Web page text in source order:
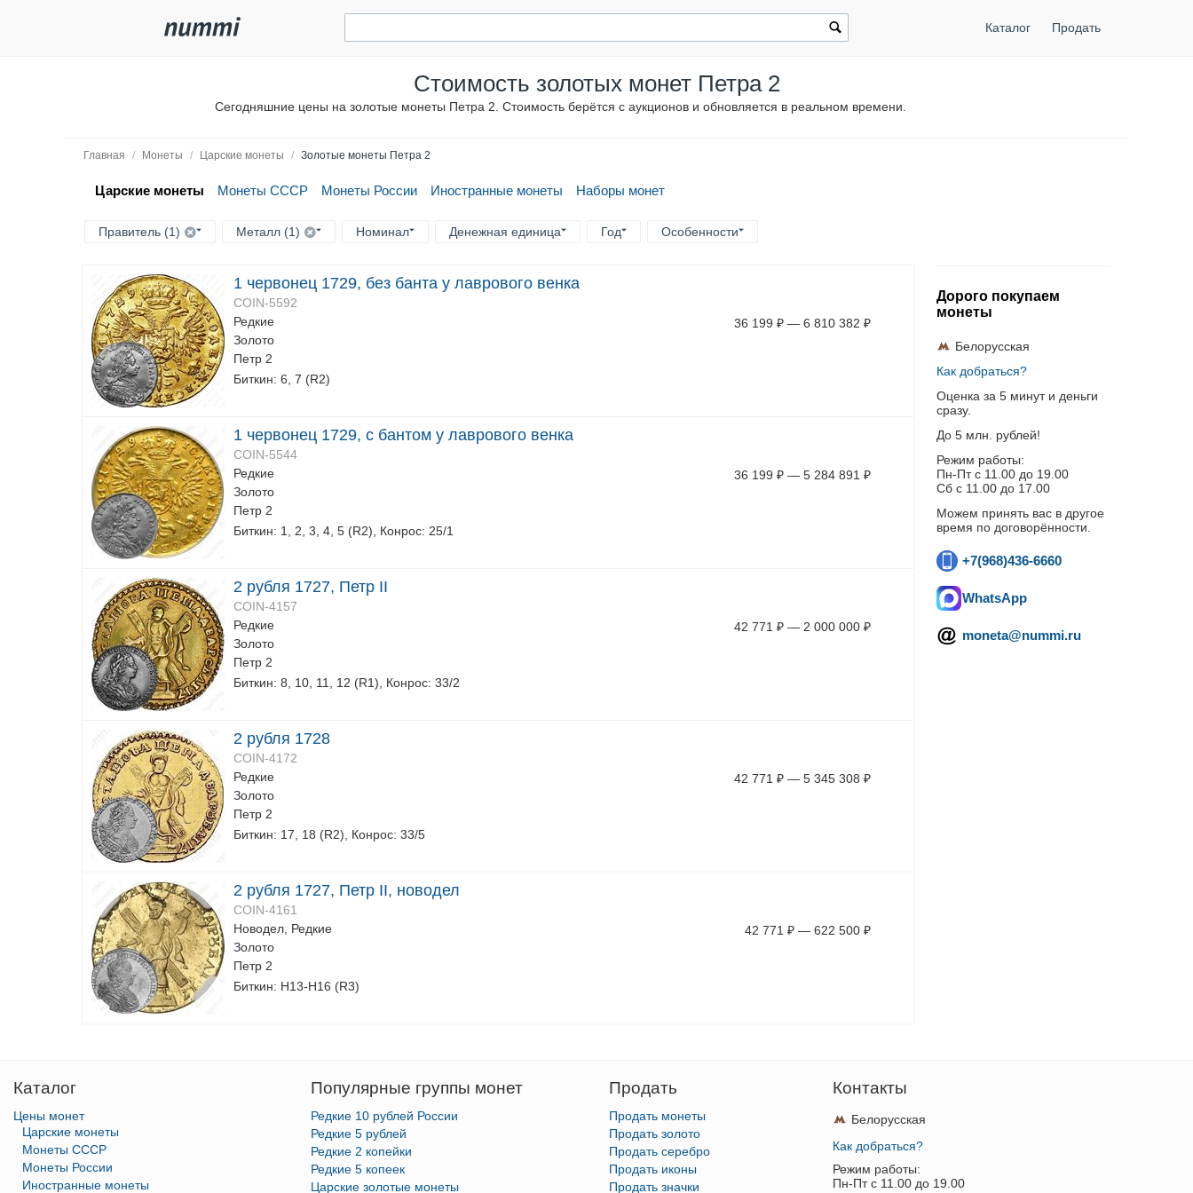
Каталог Продать
Стоимость золотых монет Петра 2
Сегодняшние цены на золотые монеты Петра 2. Стоимость берётся с аукционов и обновляется в реальном времени.
Главная / Монеты / Царские монеты / Золотые монеты Петра 2
Царские монеты Монеты СССР Монеты России Иностранные монеты Наборы монет
Правитель (1) Металл (1) Номинал Денежная единица Год Особенности
1 червонец 1729, без банта у лаврового венка
COIN-5592
Редкие
Золото
Петр 2
Биткин: 6, 7 (R2)
36 199 ₽ — 6 810 382 ₽
1 червонец 1729, с бантом у лаврового венка
COIN-5544
Редкие
Золото
Петр 2
Биткин: 1, 2, 3, 4, 5 (R2), Конрос: 25/1
36 199 ₽ — 5 284 891 ₽
2 рубля 1727, Петр II
COIN-4157
Редкие
Золото
Петр 2
Биткин: 8, 10, 11, 12 (R1), Конрос: 33/2
42 771 ₽ — 2 000 000 ₽
2 рубля 1728
COIN-4172
Редкие
Золото
Петр 2
Биткин: 17, 18 (R2), Конрос: 33/5
42 771 ₽ — 5 345 308 ₽
2 рубля 1727, Петр II, новодел
COIN-4161
Новодел, Редкие
Золото
Петр 2
Биткин: Н13-Н16 (R3)
42 771 ₽ — 622 500 ₽
Дорого покупаем
монеты
Белорусская
Как добраться?
Оценка за 5 минут и деньги
сразу.
До 5 млн. рублей!
Режим работы:
Пн-Пт c 11.00 до 19.00
Сб с 11.00 до 17.00
Можем принять вас в другое
время по договорённости.
+7(968)436-6660
WhatsApp
moneta@nummi.ru
Каталог
Цены монет
Царские монеты
Монеты СССР
Монеты России
Иностранные монеты
Популярные группы монет
Редкие 10 рублей России
Редкие 5 рублей
Редкие 2 копейки
Редкие 5 копеек
Царские золотые монеты
Продать
Продать монеты
Продать золото
Продать серебро
Продать иконы
Продать значки
Контакты
Белорусская
Как добраться?
Режим работы:
Пн-Пт c 11.00 до 19.00